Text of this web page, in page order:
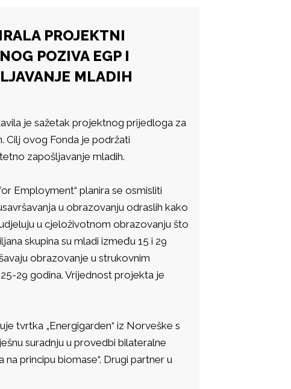
PROJEKTNI
POZIVA EGP I
MLADIH
je sažetak projektnog prijedloga za
Cilj ovog Fonda je podržati
zapošljavanje mladih.
Employment“ planira se osmisliti
u obrazovanju odraslih kako
u cjeloživotnom obrazovanju što
skupina su mladi između 15 i 29
obrazovanje u strukovnim
29 godina. Vrijednost projekta je
tvrtka „Energigarden“ iz Norveške s
suradnju u provedbi bilateralne
principu biomase“. Drugi partner u